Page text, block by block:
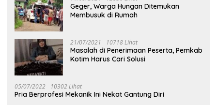
Geger, Warga Hungan Ditemukan
Membusuk di Rumah
21/07/2021 10718 Lihat
Masalah di Penerimaan Peserta, Pemkab
Kotim Harus Cari Solusi
05/07/2022 10302 Lihat
Pria Berprofesi Mekanik Ini Nekat Gantung Diri